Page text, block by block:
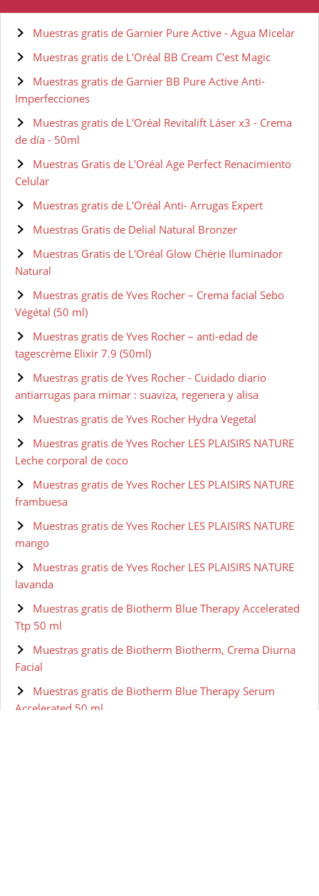
Muestras gratis de Garnier Pure Active - Agua Micelar
Muestras gratis de L'Oréal BB Cream C'est Magic
Muestras gratis de Garnier BB Pure Active Anti-
Imperfecciones
Muestras gratis de L'Oréal Revitalift Láser x3 - Crema
de día - 50ml
Muestras Gratis de L'Oréal Age Perfect Renacimiento
Celular
Muestras gratis de L'Oréal Anti- Arrugas Expert
Muestras Gratis de Delial Natural Bronzer
Muestras Gratis de L'Oréal Glow Chérie Iluminador
Natural
Muestras gratis de Yves Rocher – Crema facial Sebo
Végétal (50 ml)
Muestras gratis de Yves Rocher – anti-edad de
tagescrème Elixir 7.9 (50ml)
Muestras gratis de Yves Rocher - Cuidado diario
antiarrugas para mimar : suaviza, regenera y alisa
Muestras gratis de Yves Rocher Hydra Vegetal
Muestras gratis de Yves Rocher LES PLAISIRS NATURE
Leche corporal de coco
Muestras gratis de Yves Rocher LES PLAISIRS NATURE
frambuesa
Muestras gratis de Yves Rocher LES PLAISIRS NATURE
mango
Muestras gratis de Yves Rocher LES PLAISIRS NATURE
lavanda
Muestras gratis de Biotherm Blue Therapy Accelerated
Ttp 50 ml
Muestras gratis de Biotherm Biotherm, Crema Diurna
Facial
Muestras gratis de Biotherm Blue Therapy Serum
Accelerated 50 ml